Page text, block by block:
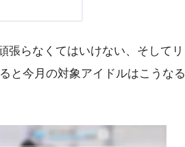
らなくてはいけない、そしてリ
と今月の対象アイドルはこうなる